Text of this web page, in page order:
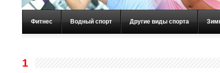
Фитнес Водный спорт Другие виды спорта
1